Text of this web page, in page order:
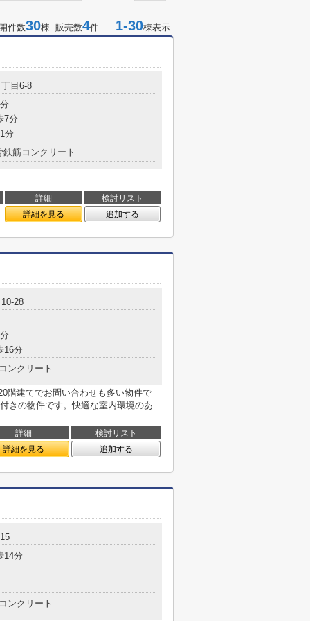
件数30棟 販売数4件 1-30棟表示
目6-8
7分
分
鉄筋コンクリート
詳細
検討リスト
詳細を見る
追加する
28
16分
ンクリート
階建てでお問い合わせも多い物件で
きの物件です。快適な室内環境のあ
詳細
検討リスト
詳細を見る
追加する
14分
ンクリート